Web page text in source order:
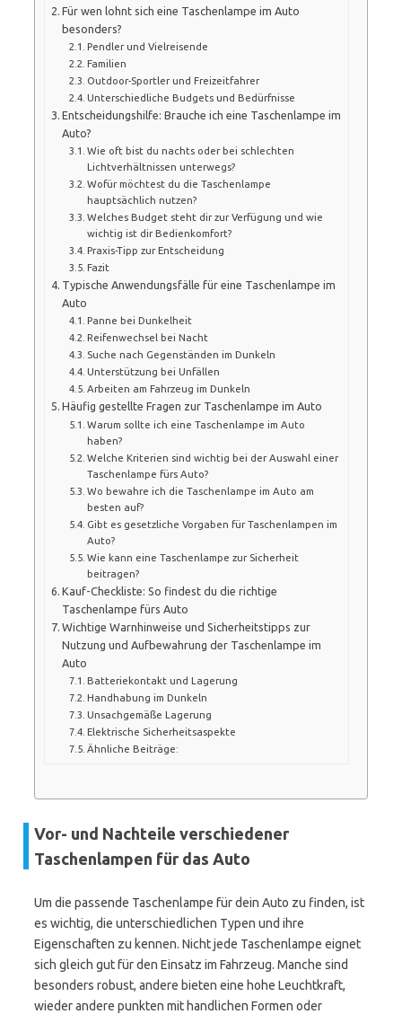
Für wen lohnt sich eine Taschenlampe im Auto
besonders?
Pendler und Vielreisende
Familien
Outdoor-Sportler und Freizeitfahrer
Unterschiedliche Budgets und Bedürfnisse
Entscheidungshilfe: Brauche ich eine Taschenlampe im
Auto?
Wie oft bist du nachts oder bei schlechten
Lichtverhältnissen unterwegs?
Wofür möchtest du die Taschenlampe
hauptsächlich nutzen?
Welches Budget steht dir zur Verfügung und wie
wichtig ist dir Bedienkomfort?
Praxis-Tipp zur Entscheidung
Fazit
Typische Anwendungsfälle für eine Taschenlampe im
Auto
Panne bei Dunkelheit
Reifenwechsel bei Nacht
Suche nach Gegenständen im Dunkeln
Unterstützung bei Unfällen
Arbeiten am Fahrzeug im Dunkeln
Häufig gestellte Fragen zur Taschenlampe im Auto
Warum sollte ich eine Taschenlampe im Auto
haben?
Welche Kriterien sind wichtig bei der Auswahl einer
Taschenlampe fürs Auto?
Wo bewahre ich die Taschenlampe im Auto am
besten auf?
Gibt es gesetzliche Vorgaben für Taschenlampen im
Auto?
Wie kann eine Taschenlampe zur Sicherheit
beitragen?
Kauf-Checkliste: So findest du die richtige
Taschenlampe fürs Auto
Wichtige Warnhinweise und Sicherheitstipps zur
Nutzung und Aufbewahrung der Taschenlampe im
Auto
Batteriekontakt und Lagerung
Handhabung im Dunkeln
Unsachgemäße Lagerung
Elektrische Sicherheitsaspekte
Ähnliche Beiträge:
Vor- und Nachteile verschiedener
Taschenlampen für das Auto
Um die passende Taschenlampe für dein Auto zu finden, ist
es wichtig, die unterschiedlichen Typen und ihre
Eigenschaften zu kennen. Nicht jede Taschenlampe eignet
sich gleich gut für den Einsatz im Fahrzeug. Manche sind
besonders robust, andere bieten eine hohe Leuchtkraft,
wieder andere punkten mit handlichen Formen oder